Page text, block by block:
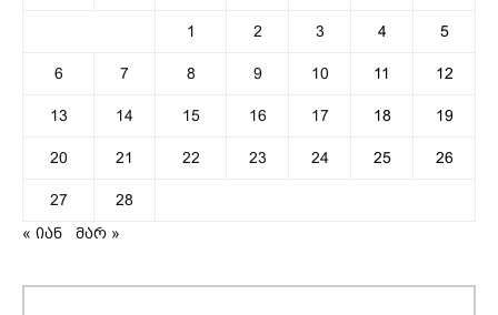
1 2 3 4 5
6 7 8 9 10 11 12
13 14 15 16 17 18 19
20 21 22 23 24 25 26
27
28
« იან
მარ »